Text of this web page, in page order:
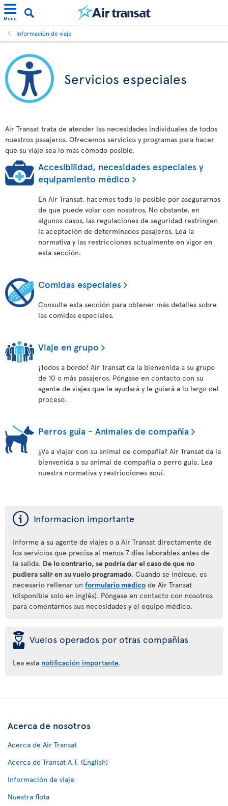
Menú
Información de viaje
Servicios especiales
Air Transat trata de atender las necesidades individuales de todos
nuestros pasajeros. Ofrecemos servicios y programas para hacer
que su viaje sea lo más cómodo posible.
Accesibilidad, necesidades especiales y
equipamiento médico
En Air Transat, hacemos todo lo posible por asegurarnos
de que puede volar con nosotros. No obstante, en
algunos casos, las regulaciones de seguridad restringen
la aceptación de determinados pasajeros. Lea la
normativa y las restricciones actualmente en vigor en
esta sección.
Comidas especiales
Consulte esta sección para obtener más detalles sobre
las comidas especiales.
Viaje en grupo
¡Todos a bordo! Air Transat da la bienvenida a su grupo
de 10 o más pasajeros. Póngase en contacto con su
agente de viajes que le ayudará y le guiará a lo largo del
proceso.
Perros guía - Animales de compañía
¿Va a viajar con su animal de compañía? Air Transat da la
bienvenida a su animal de compañía o perro guía. Lea
nuestra normativa y restricciones aquí.
ý Informacion importante
Informe a su agente de viajes o a Air Transat directamente de
los servicios que precisa al menos 7 días laborables antes de
la salida. De lo contrario, se podría dar el caso de que no
pudiera salir en su vuelo programado. Cuando se indique, es
necesario rellenar un formulario médico de Air Transat
(disponible solo en inglés). Póngase en contacto con nosotros
para comentarnos sus necesidades y el equipo médico.
þ Vuelos operados por otras compañías
Lea esta notificación importante.
Acerca de nosotros
Acerca de Air Transat
Acerca de Transat A.T. (English)
Información de viaje
Nuestra flota